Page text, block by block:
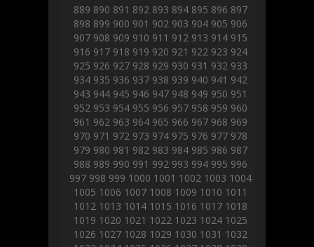
889 890 891 892 893 894 895 896 897
898 899 900 901 902 903 904 905 906
907 908 909 910 911 912 913 914 915
916 917 918 919 920 921 922 923 924
925 926 927 928 929 930 931 932 933
934 935 936 937 938 939 940 941 942
943 944 945 946 947 948 949 950 951
952 953 954 955 956 957 958 959 960
961 962 963 964 965 966 967 968 969
970 971 972 973 974 975 976 977 978
979 980 981 982 983 984 985 986 987
988 989 990 991 992 993 994 995 996
997 998 999 1000 1001 1002 1003 1004
1005 1006 1007 1008 1009 1010 1011
1012 1013 1014 1015 1016 1017 1018
1019 1020 1021 1022 1023 1024 1025
1026 1027 1028 1029 1030 1031 1032